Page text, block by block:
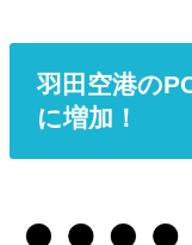
羽田空港の
に増加！